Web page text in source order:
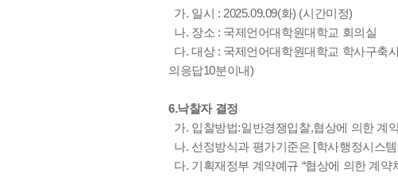
가. 일시 : 2025.09.09(화) (시간미정)
나. 장소 : 국제언어대학원대학교 회의실
다. 대상 : 국제언어대학원대학교 학사구축
의응답10분이내)
6.낙찰자 결정
가. 입찰방법:일반경쟁입찰,협상에 의한 계
나. 선정방식과 평가기준은 [학사행정시스
다. 기획재정부 계약예규 “협상에 의한 계약